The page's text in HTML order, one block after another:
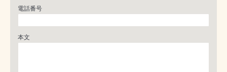
電話番号
本文